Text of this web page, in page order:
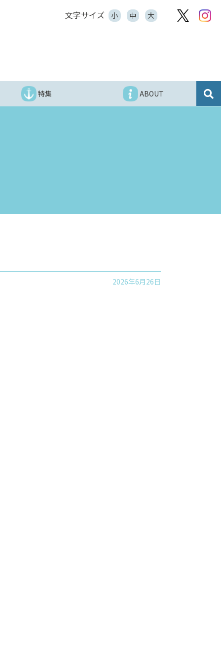
文字サイズ 小 中 大
特集 ABOUT
2026年6月26日